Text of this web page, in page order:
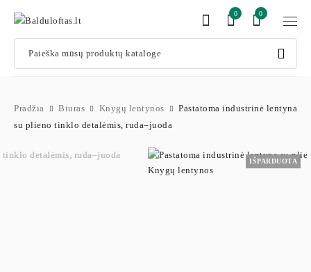
0
0
Pradžia Biuras Knygų lentynos
Pastatoma industrinė lentyna
su plieno tinklo detalėmis, ruda–juoda
IŠPARDUOTA